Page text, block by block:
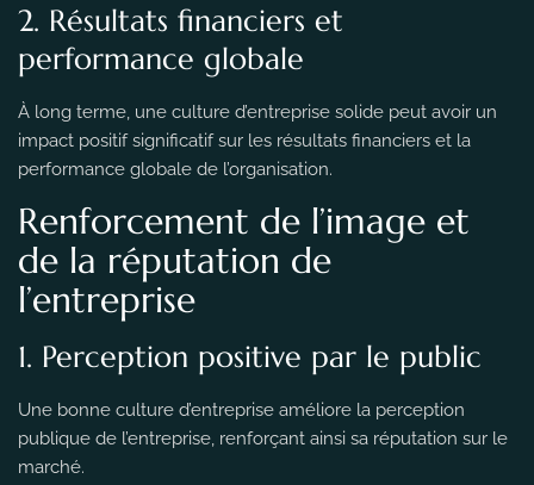
2. Résultats financiers et
performance globale
À long terme, une culture d’entreprise solide peut avoir un
impact positif significatif sur les résultats financiers et la
performance globale de l’organisation.
Renforcement de l’image et
de la réputation de
l’entreprise
1. Perception positive par le public
Une bonne culture d’entreprise améliore la perception
publique de l’entreprise, renforçant ainsi sa réputation sur le
marché.